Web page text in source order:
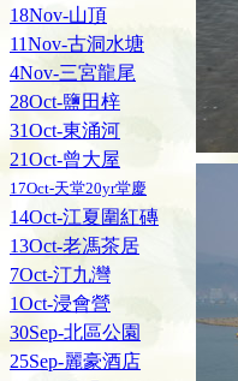
18Nov-山頂
11Nov-古洞水塘
4Nov-三宮龍尾
28Oct-鹽田梓
31Oct-東涌河
21Oct-曾大屋
17Oct-天堂20yr堂慶
14Oct-江夏圍紅磚
13Oct-老馮茶居
7Oct-汀九灣
1Oct-浸會營
30Sep-北區公園
25Sep-麗豪酒店